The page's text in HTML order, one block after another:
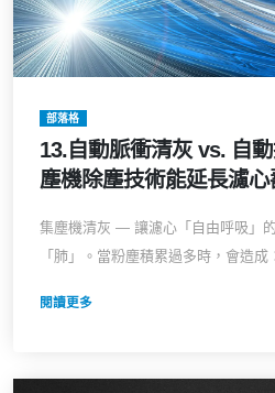
部落格
13.自動脈衝清灰 vs. 自
塵機除塵技術能延長濾心
集塵機清灰 — 讓濾心「自由呼吸」
「肺」。當粉塵積累過多時，會造
閱讀更多